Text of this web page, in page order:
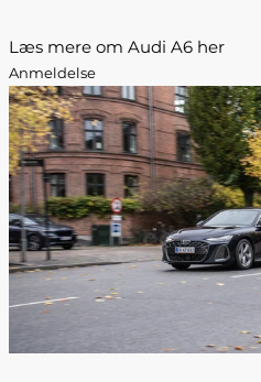
Læs mere om Audi A6 her
Anmeldelse